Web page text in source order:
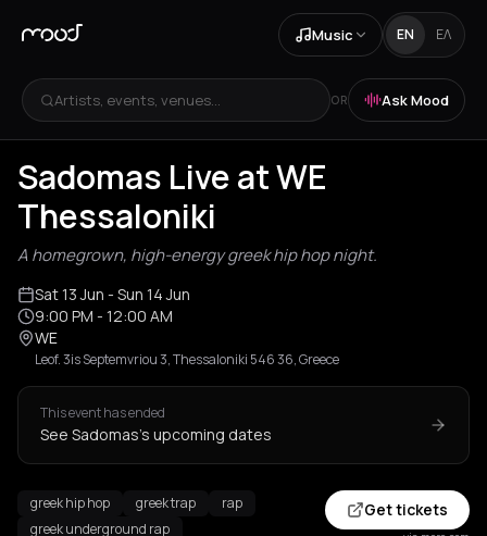
Music EN ΕΛ
Artists, events, venues... OR Ask Mood
Sadomas Live at WE
Thessaloniki
A homegrown, high-energy greek hip hop night.
Sat 13 Jun - Sun 14 Jun
9:00 PM - 12:00 AM
WE
Leof. 3is Septemvriou 3, Thessaloniki 546 36, Greece
This event has ended
See Sadomas's upcoming dates
greek hip hop greek trap
rap
greek underground rap
Get tickets